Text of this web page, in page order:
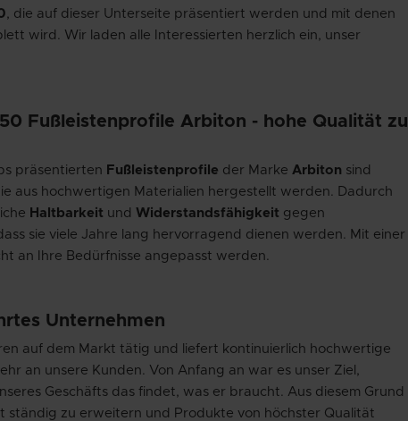
, die auf dieser Unterseite präsentiert werden und mit denen
wird. Wir laden alle Interessierten herzlich ein, unser
Fußleistenprofile Arbiton - hohe Qualität zu
präsentierten Fußleistenprofile der Marke Arbiton sind
aus hochwertigen Materialien hergestellt werden. Dadurch
Haltbarkeit und Widerstandsfähigkeit gegen
sie viele Jahre lang hervorragend dienen werden. Mit einer
an Ihre Bedürfnisse angepasst werden.
Unternehmen
auf dem Markt tätig und liefert kontinuierlich hochwertige
an unsere Kunden. Von Anfang an war es unser Ziel,
Geschäfts das findet, was er braucht. Aus diesem Grund
ständig zu erweitern und Produkte von höchster Qualität